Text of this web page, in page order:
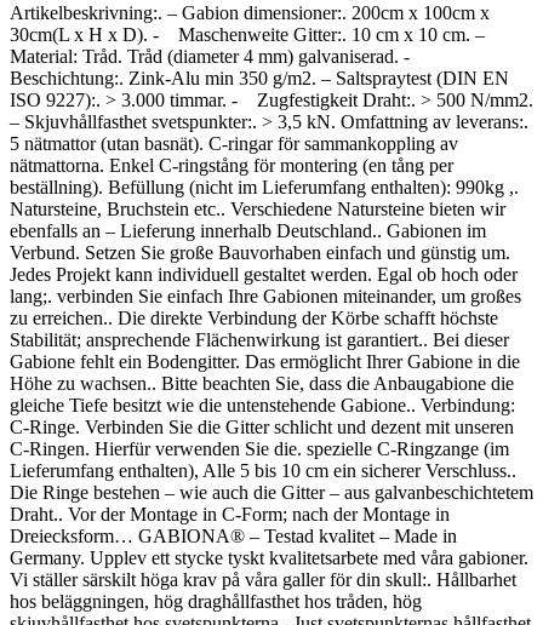
Artikelbeskrivning:. – Gabion dimensioner:. 200cm x 100cm x
30cm(L x H x D). - Maschenweite Gitter:. 10 cm x 10 cm. –
Material: Tråd. Tråd (diameter 4 mm) galvaniserad. -
Beschichtung:. Zink-Alu min 350 g/m2. – Saltspraytest (DIN EN
ISO 9227):. > 3.000 timmar. - Zugfestigkeit Draht:. > 500 N/mm2.
– Skjuvhållfasthet svetspunkter:. > 3,5 kN. Omfattning av leverans:.
5 nätmattor (utan basnät). C-ringar för sammankoppling av
nätmattorna. Enkel C-ringstång för montering (en tång per
beställning). Befüllung (nicht im Lieferumfang enthalten): 990kg ,.
Natursteine, Bruchstein etc.. Verschiedene Natursteine bieten wir
ebenfalls an – Lieferung innerhalb Deutschland.. Gabionen im
Verbund. Setzen Sie große Bauvorhaben einfach und günstig um.
Jedes Projekt kann individuell gestaltet werden. Egal ob hoch oder
lang;. verbinden Sie einfach Ihre Gabionen miteinander, um großes
zu erreichen.. Die direkte Verbindung der Körbe schafft höchste
Stabilität; ansprechende Flächenwirkung ist garantiert.. Bei dieser
Gabione fehlt ein Bodengitter. Das ermöglicht Ihrer Gabione in die
Höhe zu wachsen.. Bitte beachten Sie, dass die Anbaugabione die
gleiche Tiefe besitzt wie die untenstehende Gabione.. Verbindung:
C-Ringe. Verbinden Sie die Gitter schlicht und dezent mit unseren
C-Ringen. Hierfür verwenden Sie die. spezielle C-Ringzange (im
Lieferumfang enthalten), Alle 5 bis 10 cm ein sicherer Verschluss..
Die Ringe bestehen – wie auch die Gitter – aus galvanbeschichtetem
Draht.. Vor der Montage in C-Form; nach der Montage in
Dreiecksform… GABIONA® – Testad kvalitet – Made in
Germany. Upplev ett stycke tyskt kvalitetsarbete med våra gabioner.
Vi ställer särskilt höga krav på våra galler för din skull:. Hållbarhet
hos beläggningen, hög draghållfasthet hos tråden, hög